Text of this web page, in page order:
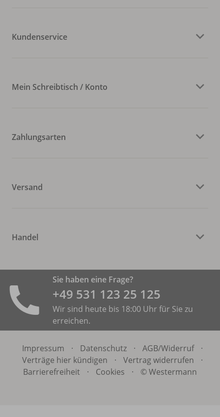
Kundenservice
Mein Schreibtisch / Konto
Zahlungsarten
Versand
Handel
Sie haben eine Frage?
+49 531 ­123 25 125
Wir sind heute bis 18:00 Uhr für Sie zu
erreichen.
Impressum · Datenschutz · AGB/Widerruf
·
Verträge hier kündigen
· Vertrag widerrufen
·
Barrierefreiheit
· Cookies · © Westermann